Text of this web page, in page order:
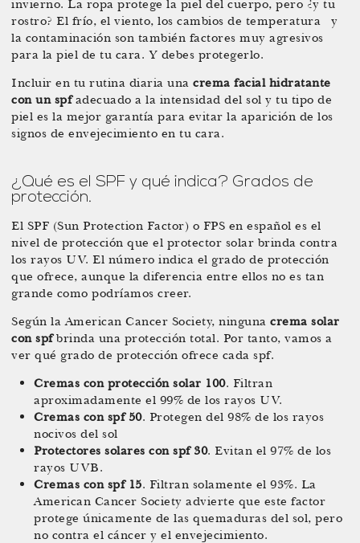
invierno. La ropa protege la piel del cuerpo, pero ¿y tu
rostro? El frío, el viento, los cambios de temperatura
y
la contaminación son también factores muy agresivos
para la piel de tu cara. Y debes protegerlo.
Incluir en tu rutina diaria una crema facial hidratante
con un spfadecuado a la intensidad del sol y tu tipo de
piel es la mejor garantía para evitar la aparición de los
signos de envejecimiento en tu cara.
¿Qué es el SPF y qué indica? Grados de
protección.
El SPF (Sun Protection Factor) o FPS en español es el
nivel de protección que el protector solar brinda contra
los rayos UV. El número indica el grado de protección
que ofrece, aunque la diferencia entre ellos no es tan
grande como podríamos creer.
Según la American Cancer Society, ninguna crema solar
con spfbrinda una protección total. Por tanto, vamos a
ver qué grado de protección ofrece cada spf.
Cremas con protección solar 100. Filtran
aproximadamente el 99% de los rayos UV.
Cremas con spf 50. Protegen del 98% de los rayos
nocivos del sol
Protectores solares con spf 30. Evitan el 97% de los
rayos UVB.
Cremas con spf 15. Filtran solamente el 93%. La
American Cancer Society advierte que este factor
protege únicamente de las quemaduras del sol, pero
no contra el cáncer y el envejecimiento.